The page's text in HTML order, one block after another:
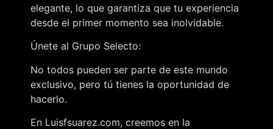
elegante, lo que garantiza que tu experiencia
desde el primer momento sea inolvidable.
Únete al Grupo Selecto:
No todos pueden ser parte de este mundo
exclusivo, pero tú tienes la oportunidad de
hacerlo.
En Luisfsuarez.com, creemos en la